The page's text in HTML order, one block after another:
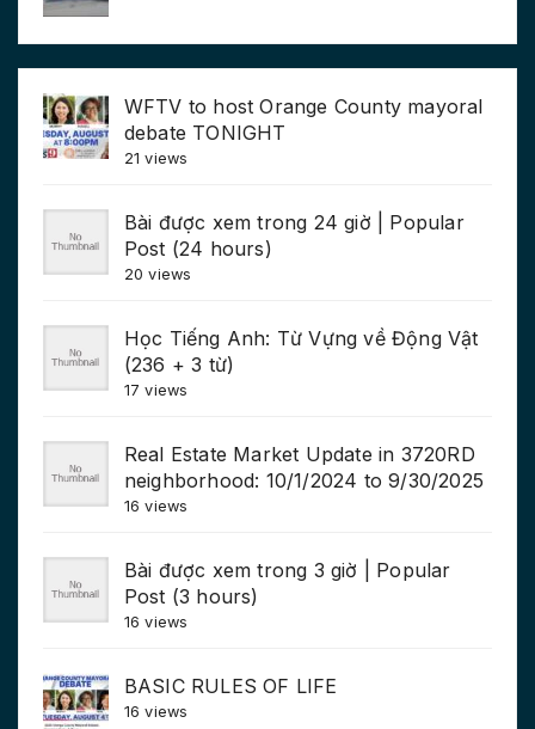
WFTV to host Orange County mayoral
debate TONIGHT
21 views
Bài được xem trong 24 giờ | Popular
Post (24 hours)
20 views
Học Tiếng Anh: Từ Vựng về Động Vật
(236 + 3 từ)
17 views
Real Estate Market Update in 3720RD
neighborhood: 10/1/2024 to 9/30/2025
16 views
Bài được xem trong 3 giờ | Popular
Post (3 hours)
16 views
BASIC RULES OF LIFE
16 views